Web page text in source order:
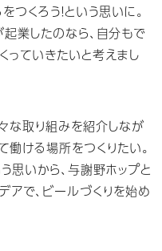
くろう！という思いに。
業したのなら、⾃分もで
っていきたいと考えまし
な取り組みを紹介しなが
働ける場所をつくりたい。
思いから、与謝野ホップと
で、ビールづくりを始め